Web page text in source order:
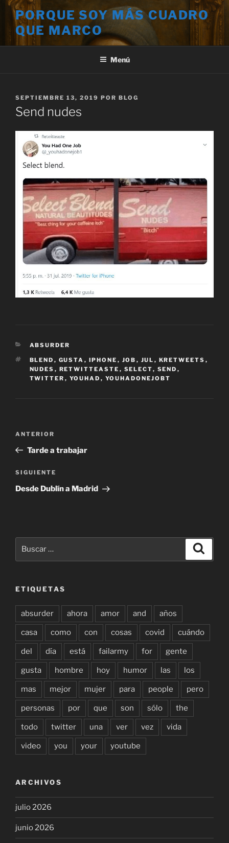
Saltar
contenido
PORQUE SOY MÁS CUADRO
QUE MARCO
Menú
PUBLICADO
EL
SEPTIEMBRE 13, 2019 POR BLOG
Send nudes
CATEGORÍAS
ABSURDER
ETIQUETAS
BLEND , GUSTA , IPHONE , JOB , JUL , KRETWEETS ,
NUDES , RETWITTEASTE , SELECT, SEND ,
TWITTER , YOUHAD , YOUHADONEJOBT
entradas
Entrada
anterior:
ANTERIOR
Tarde a trabajar
Siguiente
entrada
SIGUIENTE
Desde Dublín a Madrid
ETIQUETAS
absurder ahora amor and años
casa como con cosas covid cuándo
del día está failarmy for gente
gusta hombre hoy humor las los
mas mejor mujer para people pero
personas por que son sólo the
todo twitter una ver vez vida
video you your youtube
ARCHIVOS
julio 2026
junio 2026